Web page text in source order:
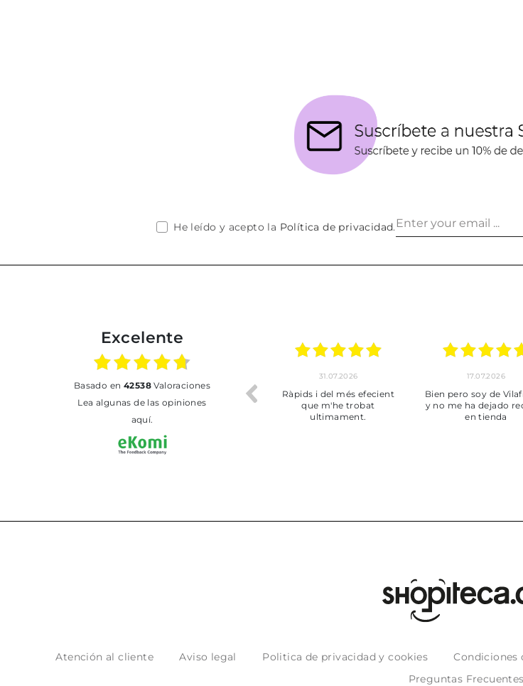
He leído y acepto la Política de privacidad.
Excelente
basado en 42538Valoraciones
Lea algunas de las opiniones
aquí.
y no me ha dejado recoger
en tienda
Todo bien BUENA
Atención al cliente Aviso legal Politica de privacidad y cookies Condiciones
Preguntas Frecuentes